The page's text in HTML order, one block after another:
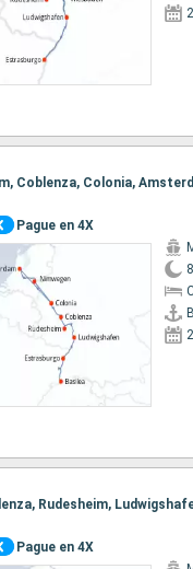
Pague en 4X
Pague en 4X